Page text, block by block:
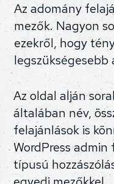
Az adomány
mezők. Nagyon
ezekről, hogy
Az oldal alján
általában név,
felajánlások is
WordPress
típusú